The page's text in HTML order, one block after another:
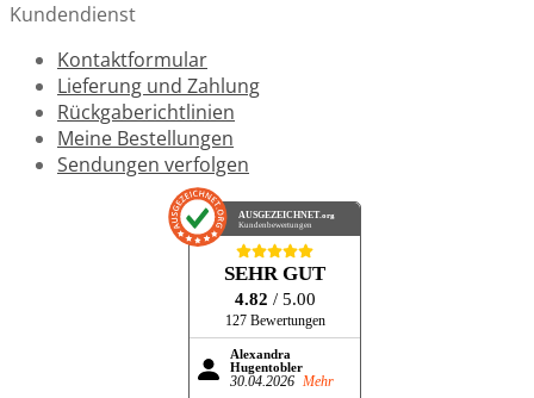
Kundendienst
Kontaktformular
Lieferung und Zahlung
Rückgaberichtlinien
Meine Bestellungen
Sendungen verfolgen
AUSGEZEICHNET .org
Kundenbewertungen
SEHR GUT
4.82 / 5.00
127 Bewertungen
Alexandra
Hugentobler
30.04.2026 Mehr